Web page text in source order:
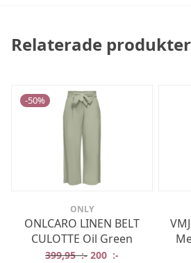
Relaterade produkter
-50%
ONLY
ONLCARO LINEN BELT
CULOTTE Oil Green
399,95:- Det ursprungliga
200 :- Det